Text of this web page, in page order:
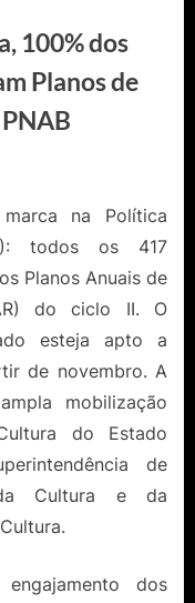
100% dos
Planos de
na Política
todos os 417
Planos Anuais de
do ciclo II. O
esteja apto a
de novembro. A
mobilização
do Estado
de
da Cultura e da
dos